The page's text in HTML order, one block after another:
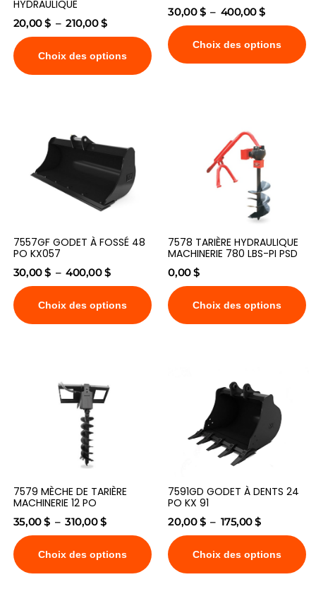
HYDRAULIQUE
20,00$ – 210,00$
Choix des options
30,00$ – 400,00$
Choix des options
7557GF GODET À FOSSÉ 48
PO KX057
30,00$ – 400,00$
Choix des options
7578 TARIÈRE HYDRAULIQUE
MACHINERIE 780 LBS-PI PSD
0,00$
Choix des options
7579 MÈCHE DE TARIÈRE
MACHINERIE 12 PO
35,00$ – 310,00$
Choix des options
7591GD GODET À DENTS 24
PO KX 91
20,00$ – 175,00$
Choix des options